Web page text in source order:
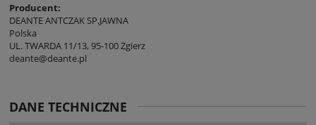
Producent:
DEANTE ANTCZAK SP.JAWNA
Polska
UL. TWARDA 11/13, 95-100 Zgierz
deante@deante.pl
DANE TECHNICZNE